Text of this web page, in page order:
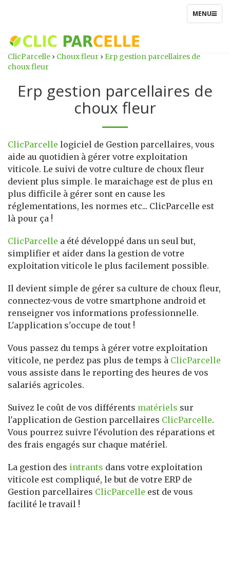
TOGGLE
MENU
ClicParcelle › Choux fleur › Erp gestion parcellaires de
choux fleur
Erp gestion parcellaires de
choux fleur
ClicParcelle logiciel de Gestion parcellaires, vous
aide au quotidien à gérer votre exploitation
viticole. Le suivi de votre culture de choux fleur
devient plus simple. le maraichage est de plus en
plus difficile à gérer sont en cause les
réglementations, les normes etc... ClicParcelle est
là pour ça !
ClicParcelle a été développé dans un seul but,
simplifier et aider dans la gestion de votre
exploitation viticole le plus facilement possible.
Il devient simple de gérer sa culture de choux fleur,
connectez-vous de votre smartphone android et
renseigner vos informations professionnelle.
L'application s'occupe de tout !
Vous passez du temps à gérer votre exploitation
viticole, ne perdez pas plus de temps à ClicParcelle
vous assiste dans le reporting des heures de vos
salariés agricoles.
Suivez le coût de vos différents matériels sur
l'application de Gestion parcellaires ClicParcelle.
Vous pourrez suivre l'évolution des réparations et
des frais engagés sur chaque matériel.
La gestion des intrants dans votre exploitation
viticole est compliqué, le but de votre ERP de
Gestion parcellaires ClicParcelle est de vous
facilité le travail !